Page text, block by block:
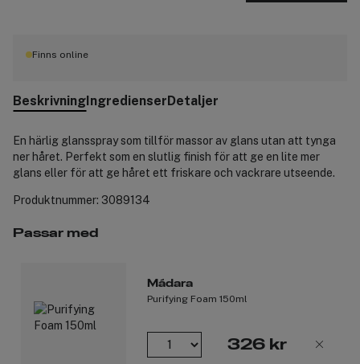
Finns online
BeskrivningIngredienserDetaljer
En härlig glansspray som tillför massor av glans utan att tynga
ner håret. Perfekt som en slutlig finish för att ge en lite mer
glans eller för att ge håret ett friskare och vackrare utseende.
Produktnummer: 3089134
Passar med
Mádara
Purifying Foam 150ml
326 kr